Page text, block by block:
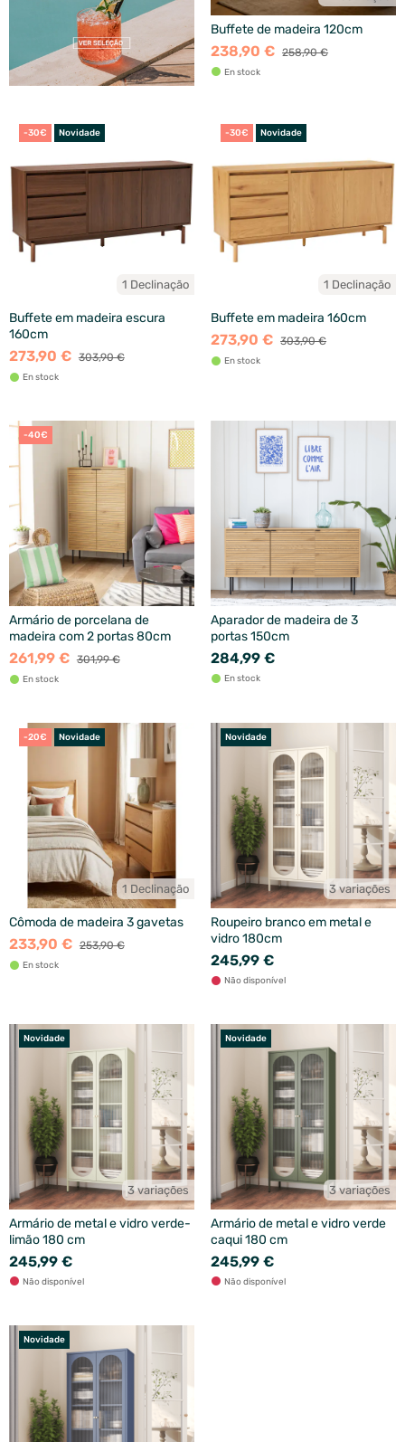
Buffete de madeira 120cm
238,90 € 258,90 €
En stock
-30€ Novidade
1 Declinação
Buffete em madeira escura
160cm
273,90 € 303,90 €
En stock
-30€ Novidade
1 Declinação
Buffete em madeira 160cm
273,90 € 303,90 €
En stock
-40€
Armário de porcelana de
madeira com 2 portas 80cm
261,99 € 301,99 €
En stock
Aparador de madeira de 3
portas 150cm
284,99 €
En stock
-20€ Novidade
1 Declinação
Cômoda de madeira 3 gavetas
233,90 € 253,90 €
En stock
Novidade
3 variações
Roupeiro branco em metal e
vidro 180cm
245,99 €
Não disponível
Novidade
3 variações
Armário de metal e vidro verde-
limão 180 cm
245,99 €
Não disponível
Novidade
3 variações
Armário de metal e vidro verde
caqui 180 cm
245,99 €
Não disponível
Novidade